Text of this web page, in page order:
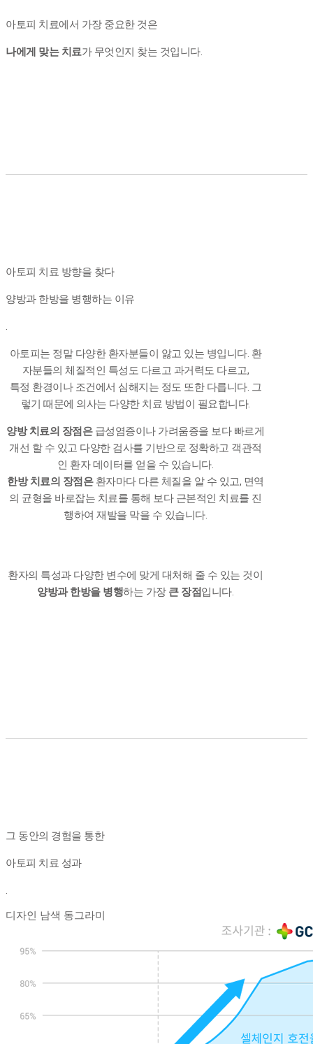
아토피 치료에서 가장 중요한 것은
나에게 맞는 치료가 무엇인지 찾는 것입니다.
아토피 치료 방향을 찾다
양방과 한방을 병행하는 이유
.
아토피는 정말 다양한 환자분들이 앓고 있는 병입니다. 환
자분들의 체질적인 특성도 다르고 과거력도 다르고,
특정 환경이나 조건에서 심해지는 정도 또한 다릅니다. 그
렇기 때문에 의사는 다양한 치료 방법이 필요합니다.
양방 치료의 장점은급성염증이나 가려움증을 보다 빠르게
개선 할 수 있고 다양한 검사를 기반으로 정확하고 객관적
인 환자 데이터를 얻을 수 있습니다.
한방 치료의 장점은환자마다 다른 체질을 알 수 있고, 면역
의 균형을 바로잡는 치료를 통해 보다 근본적인 치료를 진
행하여 재발을 막을 수 있습니다.
환자의 특성과 다양한 변수에 맞게 대처해 줄 수 있는 것이
양방과 한방을 병행하는 가장 큰 장점입니다.
그 동안의 경험을 통한
아토피 치료 성과
.
디자인 남색 동그라미